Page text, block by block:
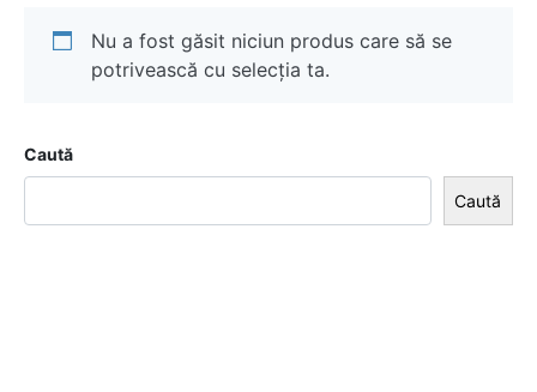
Nu a fost găsit niciun produs care să se
potrivească cu selecția ta.
Caută
Caută